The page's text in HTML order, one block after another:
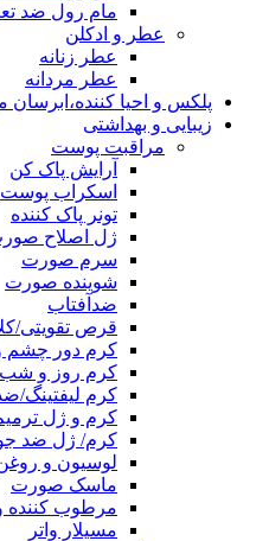
مام رول ضد
عطر و ادکلن
عطر زنانه
عطر مردانه
پلکس و احیا کننده،ابرسان
زیبایی و بهداشتی
مراقبت پوست
آرایش پاک کن
اسکراب پوست
تونر پاک کننده
ژل اصلاح
سرم صورت
شوینده صورت
ضدآفتاب
قرص تقویتی/
کرم دور چشم
کرم روز و شب
کرم
کرم و ژل
کرم/ ژل ضد
لوسیون و
ماسک صورت
مرطوب کننده
مسیلار واتر